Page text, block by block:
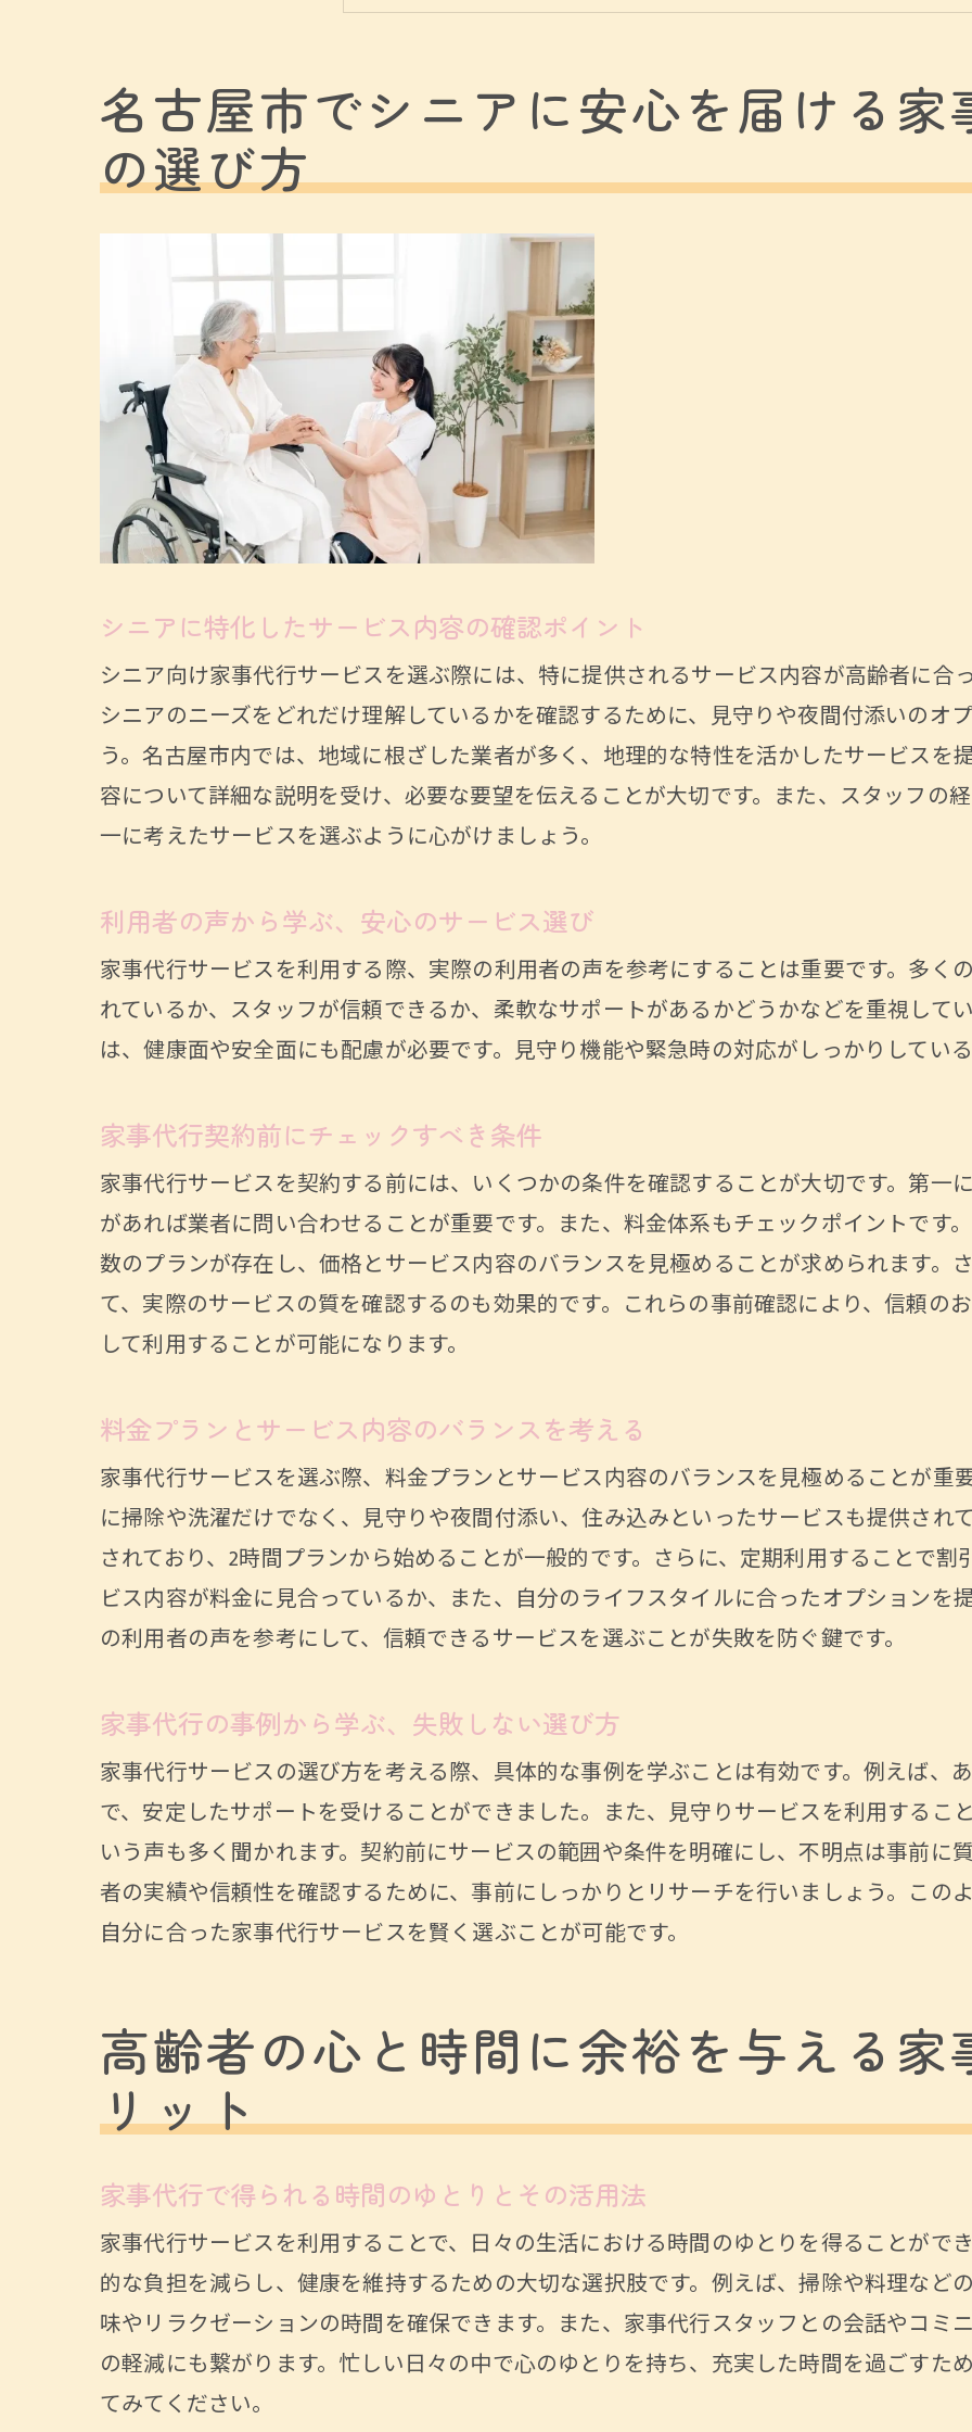
家事代行の事例から学ぶ、失敗しない選び方
高齢者の心と時間に余裕を与える家事代行の利用メリット
生活の質を向上させる家事代行の具体例
心のケアも担う、家事代行の付加価値
シニアの孤立感を和らげる家事代行の役割
家事代行で実現するシニアの生活支援と信頼のポイント
高齢者生活を支える見守りサービスの重要性
信頼できる家事代行業者の見極め方
シニアに必要な生活サポート内容の具体例
サービス利用者のリアルな体験談
家事代行がシニアに与える安心感の理由
家事代行と介護サービスの違いを理解する
忙しい女性におすすめ！名古屋市の家事代行が高齢者に
ストレス軽減のために知っておきたい家事代行活用術
高齢者のためのプランの魅力
安全で安心な家事代行サービスの特徴
家族の安心を支える家事代行の活用法
夜間付添いも可能な名古屋市の家事代行サービスを探そ
夜間付添いサービスの必要性と選び方
夜間も安心できる家事代行業者の条件
シニアが安心して利用できる夜間サポート
夜間付添いサービスのメリットとデメリット
家事代行で高齢者を支える名古屋市の注目サービス事例
地域密着型のサービスがもたらす安心感
人気の家事代行サービスの成功ポイント
名古屋市での家事代行利用者の声
実際のサービス事例から見る成功要因
ストレスフリーな日常を！家事代行で叶えるシニアの快
家事代行で実現するシニアライフの充実
シニアの生活リズムに合わせた柔軟な対応
心の負担を減らす家事代行の実例
高齢者のニーズに応える名古屋市の家事代行サービスの
家事代行サービスが高齢者に選ばれる理由
名古屋市の家事代行業者の特長とサービス内容
ニーズに応じたカスタマイズ可能なプラン
地域に根ざした安心のサポート体制
シニアライフを支えるためのサービス戦略
名古屋市でシニアに安心を届ける
の選び方
シニアに特化したサービス内容の確認ポイント
シニア向け家事代行サービスを選ぶ際には、特に提供されるサービス内容が高齢者に合
シニアのニーズをどれだけ理解しているかを確認するために、見守りや夜間付添いのオ
う。名古屋市内では、地域に根ざした業者が多く、地理的な特性を活かしたサービスを
容について詳細な説明を受け、必要な要望を伝えることが大切です。また、スタッフの
一に考えたサービスを選ぶように心がけましょう。
利用者の声から学ぶ、安心のサービス選び
家事代行サービスを利用する際、実際の利用者の声を参考にすることは重要です。多く
れているか、スタッフが信頼できるか、柔軟なサポートがあるかどうかなどを重視して
は、健康面や安全面にも配慮が必要です。見守り機能や緊急時の対応がしっかりしてい
家事代行契約前にチェックすべき条件
家事代行サービスを契約する前には、いくつかの条件を確認することが大切です。第一
があれば業者に問い合わせることが重要です。また、料金体系もチェックポイントです
数のプランが存在し、価格とサービス内容のバランスを見極めることが求められます。
て、実際のサービスの質を確認するのも効果的です。これらの事前確認により、信頼の
して利用することが可能になります。
料金プランとサービス内容のバランスを考える
家事代行サービスを選ぶ際、料金プランとサービス内容のバランスを見極めることが重
に掃除や洗濯だけでなく、見守りや夜間付添い、住み込みといったサービスも提供され
されており、2時間プランから始めることが一般的です。さらに、定期利用することで
ビス内容が料金に見合っているか、また、自分のライフスタイルに合ったオプションを
の利用者の声を参考にして、信頼できるサービスを選ぶことが失敗を防ぐ鍵です。
家事代行の事例から学ぶ、失敗しない選び方
家事代行サービスの選び方を考える際、具体的な事例を学ぶことは有効です。例えば、
で、安定したサポートを受けることができました。また、見守りサービスを利用するこ
いう声も多く聞かれます。契約前にサービスの範囲や条件を明確にし、不明点は事前に
者の実績や信頼性を確認するために、事前にしっかりとリサーチを行いましょう。この
自分に合った家事代行サービスを賢く選ぶことが可能です。
高齢者の心と時間に余裕を与える
リット
家事代行で得られる時間のゆとりとその活用法
家事代行サービスを利用することで、日々の生活における時間のゆとりを得ることがで
的な負担を減らし、健康を維持するための大切な選択肢です。例えば、掃除や料理など
味やリラクゼーションの時間を確保できます。また、家事代行スタッフとの会話やコミ
の軽減にも繋がります。忙しい日々の中で心のゆとりを持ち、充実した時間を過ごすた
てみてください。
お問い合わせはこちら
お問い合わせはこちら